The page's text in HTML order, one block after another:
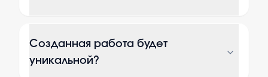
Созданная работа будет
уникальной?